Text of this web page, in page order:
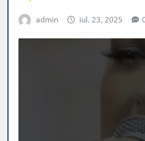
admin iul. 23, 2025